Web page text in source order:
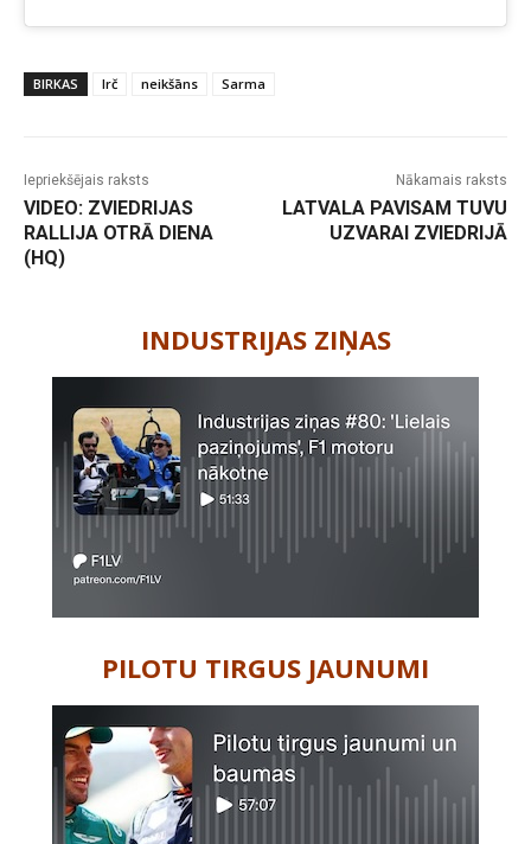
BIRKAS lrč neikšāns Sarma
Iepriekšējais raksts
VIDEO: ZVIEDRIJAS
RALLIJA OTRĀ DIENA
(HQ)
Nākamais raksts
LATVALA PAVISAM TUVU
UZVARAI ZVIEDRIJĀ
INDUSTRIJAS ZIŅAS
PILOTU TIRGUS JAUNUMI